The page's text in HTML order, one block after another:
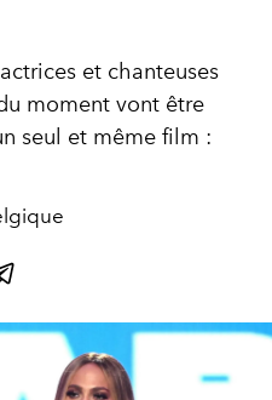
et chanteuses
moment vont être
seul et même film :